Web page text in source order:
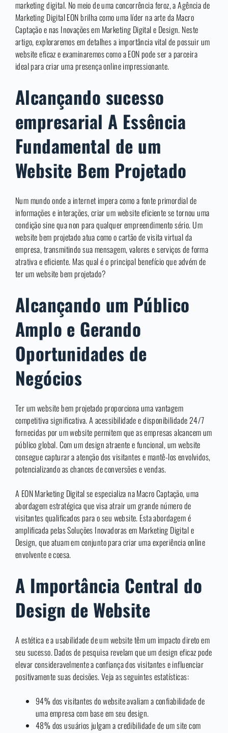
marketing digital. No meio de uma concorrência feroz, a Agência de
Marketing Digital EON brilha como uma líder na arte da Macro
Captação e nas Inovações em Marketing Digital e Design. Neste
artigo, exploraremos em detalhes a importância vital de possuir um
website eficaz e examinaremos como a EON pode ser a parceira
ideal para criar uma presença online impressionante.
Alcançando sucesso
empresarial A Essência
Fundamental de um
Website Bem Projetado
Num mundo onde a internet impera como a fonte primordial de
informações e interações, criar um website eficiente se tornou uma
condição sine qua non para qualquer empreendimento sério. Um
website bem projetado atua como o cartão de visita virtual da
empresa, transmitindo sua mensagem, valores e serviços de forma
atrativa e eficiente. Mas qual é o principal benefício que advém de
ter um website bem projetado?
Alcançando um Público
Amplo e Gerando
Oportunidades de
Negócios
Ter um website bem projetado proporciona uma vantagem
competitiva significativa. A acessibilidade e disponibilidade 24/7
fornecidas por um website permitem que as empresas alcancem um
público global. Com um design atraente e funcional, um website
consegue capturar a atenção dos visitantes e mantê-los envolvidos,
potencializando as chances de conversões e vendas.
A EON Marketing Digital se especializa na Macro Captação, uma
abordagem estratégica que visa atrair um grande número de
visitantes qualificados para o seu website. Esta abordagem é
amplificada pelas Soluções Inovadoras em Marketing Digital e
Design, que atuam em conjunto para criar uma experiência online
envolvente e coesa.
A Importância Central do
Design de Website
A estética e a usabilidade de um website têm um impacto direto em
seu sucesso. Dados de pesquisa revelam que um design eficaz pode
elevar consideravelmente a confiança dos visitantes e influenciar
positivamente suas decisões. Veja as seguintes estatísticas:
94% dos visitantes do website avaliam a confiabilidade de
uma empresa com base em seu design.
48% dos usuários julgam a credibilidade de um site com